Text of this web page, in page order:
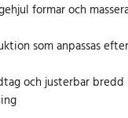
formar och
som anpassas
och justerbar